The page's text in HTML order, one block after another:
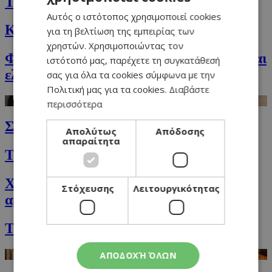
Κριθαρότο με χοιρομέρι και ντομάτες
Φέτα ψητή στο λαδόχαρτο με ντομάτα και
ελιές
Σπαγγέτι oλικής άλεσης Αglio Οlio
Τραγανά λαχανάκια Βρυξελλών
Χαλβάς με χαρουπόμελο, ταχίνι, μέλι και
αμύγδαλα
Τσιπόπιτα
ENGLISH
Αυτός ο ιστότοπος χρησιμοποιεί cookies
για τη βελτίωση της εμπειρίας των
χρηστών. Χρησιμοποιώντας τον
ιστότοπό μας, παρέχετε τη συγκατάθεσή
σας για όλα τα cookies σύμφωνα με την
Πολιτική μας για τα cookies. Διαβάστε
περισσότερα
Απολύτως
απαραίτητα
Απόδοσης
Στόχευσης Λειτουργικότητας
ΑΠΟΔΟΧΉ ΌΛΩΝ